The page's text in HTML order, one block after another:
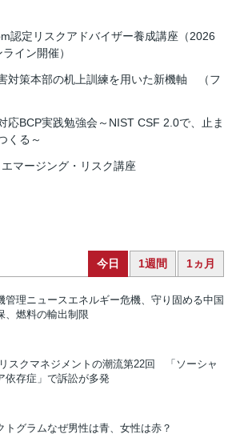
認定リスクアドバイザー養成講座（2026
イン開催）
対策本部の机上訓練を用いた新機軸 （フ
応BCP実践勉強会～NIST CSF 2.0で、止ま
くる～
マージング・リスク講座
今日 1週間 1ヵ月
管理ニュース エネルギー危機、守り固める中国
、燃料の輸出制限
スクマネジメントの潮流第22回 「ソーシャ
依存症」で訴訟が多発
トグラムなぜ男性は青、女性は赤？